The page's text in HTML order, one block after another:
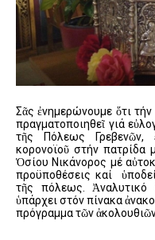
Σᾶς ἐνημερώνουμε ὅτι
πραγματοποιηθεῖ γιά
τῆς Πόλεως Γρεβενῶν,
κορονοϊοῦ στήν πατρίδα
Ὁσίου Νικάνορος μέ
προϋποθέσεις καί
τῆς πόλεως. Ἀναλυτικό
ὑπάρχει στόν πίνακα
πρόγραμμα τῶν